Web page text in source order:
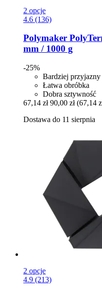
2 opcje
4.6 (136)
Polymaker
mm / 1000 g
-25%
Bardziej
Łatwa obróbka
Dobra sztywność
67,14 zł 90,00 zł (67,14
Dostawa do 11 sierpnia
2 opcje
4.9 (213)